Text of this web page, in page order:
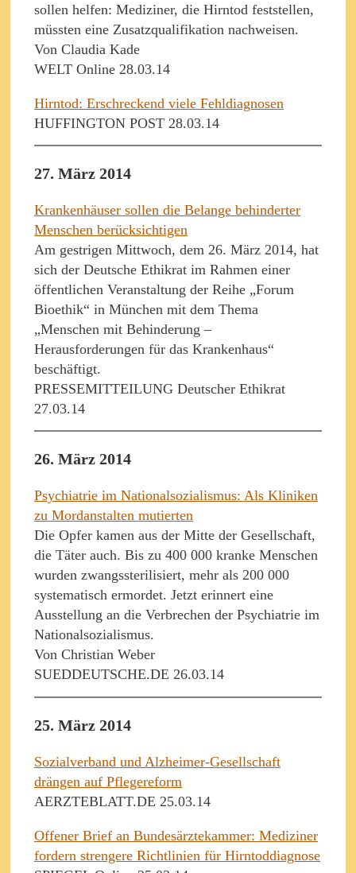
sollen helfen: Mediziner, die Hirntod feststellen,
müssten eine Zusatzqualifikation nachweisen.
Von Claudia Kade
WELT Online 28.03.14
Hirntod: Erschreckend viele Fehldiagnosen
HUFFINGTON POST 28.03.14
27. März 2014
Krankenhäuser sollen die Belange behinderter
Menschen berücksichtigen
Am gestrigen Mittwoch, dem 26. März 2014, hat
sich der Deutsche Ethikrat im Rahmen einer
öffentlichen Veranstaltung der Reihe „Forum
Bioethik“ in München mit dem Thema
„Menschen mit Behinderung –
Herausforderungen für das Krankenhaus“
beschäftigt.
PRESSEMITTEILUNG Deutscher Ethikrat
27.03.14
26. März 2014
Psychiatrie im Nationalsozialismus: Als Kliniken
zu Mordanstalten mutierten
Die Opfer kamen aus der Mitte der Gesellschaft,
die Täter auch. Bis zu 400 000 kranke Menschen
wurden zwangssterilisiert, mehr als 200 000
systematisch ermordet. Jetzt erinnert eine
Ausstellung an die Verbrechen der Psychiatrie im
Nationalsozialismus.
Von Christian Weber
SUEDDEUTSCHE.DE 26.03.14
25. März 2014
Sozialverband und Alzheimer-Gesellschaft
drängen auf Pflegereform
AERZTEBLATT.DE 25.03.14
Offener Brief an Bundesärztekammer: Mediziner
fordern strengere Richtlinien für Hirntoddiagnose